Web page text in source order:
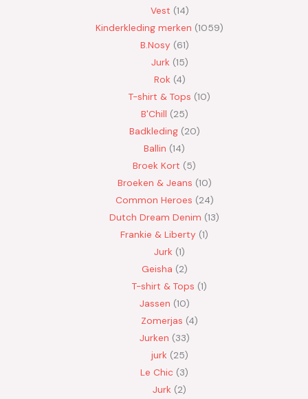
Vest 14
Kinderkleding merken 1059
B.Nosy 61
Jurk 15
Rok 4
T-shirt & Tops 10
B'Chill 25
Badkleding 20
Ballin 14
Broek Kort 5
Broeken & Jeans 10
Common Heroes 24
Dutch Dream Denim 13
Frankie & Liberty 1
Jurk 1
Geisha 2
T-shirt & Tops 1
Jassen 10
Zomerjas 4
Jurken 33
jurk 25
Le Chic 3
Jurk 2